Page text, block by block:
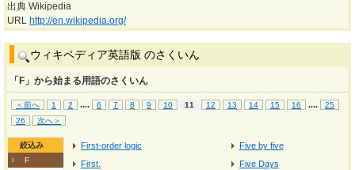
出典 Wikipedia
URL http://en.wikipedia.org/
ウィキペディア英語版 のさくいん
「F」から始まる用語のさくいん
＜前へ 1 2 .... 6 7 8 9 10 11 12 13 14 15 16 ....
25
26
次へ＞
絞込み
F
First-order logic
First.
Five by five
Five Days